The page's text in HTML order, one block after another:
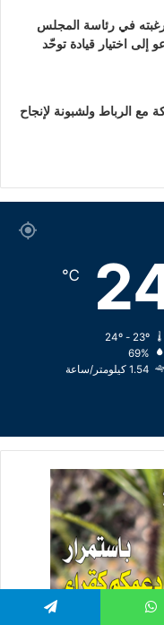
في رئاسة المجلس
إلى اختيار قيادة توحّد
مع الرباط ولشبونة لإنجاح
℃
69%
1.54 كيلومتر/ساعة